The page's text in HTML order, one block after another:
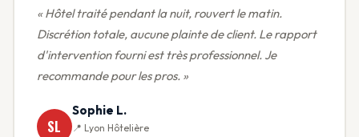
« Hôtel traité pendant la nuit, rouvert le matin.
Discrétion totale, aucune plainte de client. Le rapport
d'intervention fourni est très professionnel. Je
recommande pour les pros. »
SL
Sophie L.
📍 Lyon Hôtelière